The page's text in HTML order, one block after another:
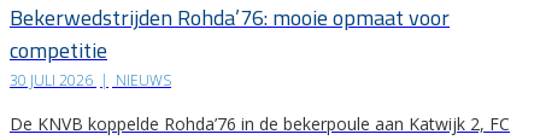
Bekerwedstrijden Rohda’76: mooie opmaat voor
competitie
30 JULI 2026 | NIEUWS
De KNVB koppelde Rohda’76 in de bekerpoule aan Katwijk 2, FC